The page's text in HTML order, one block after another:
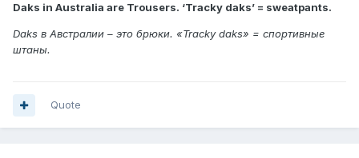
Daks in Australia are Trousers. ‘Tracky daks’ = sweatpants.
Daks в Австралии – это брюки. «Tracky daks» = спортивные
штаны.
Quote